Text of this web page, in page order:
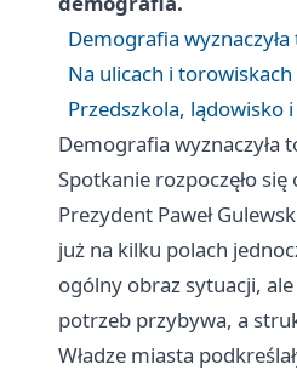
Demografia
Na ulicach i
Przedszkola, lądowisko
Demografia wyznaczyła
Spotkanie rozpoczęło
Prezydent Paweł
już na kilku polach
ogólny obraz sytuacji,
potrzeb przybywa, a
Władze miasta